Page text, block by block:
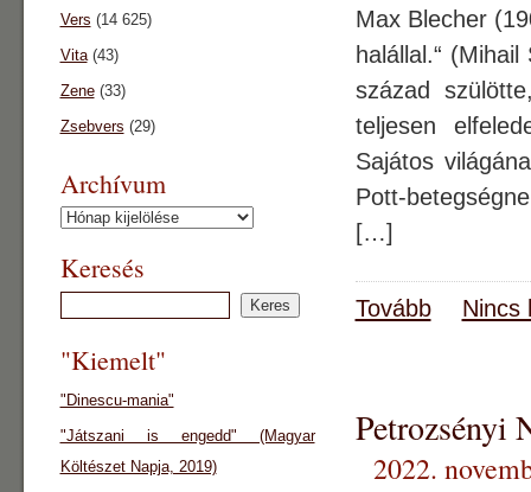
Max Blecher
halállal.“
század
teljesen
Sajátos
Pott-
[…]
Tovább Nincs
Petrozsényi
2022.
Vers (14 625)
Vita(43)
Zene(33)
Zsebvers (29)
Archívum
Archívum
Keresés
"Kiemelt"
"Dinescu-mania"
"Játszani is engedd" (Magyar
Költészet Napja, 2019)